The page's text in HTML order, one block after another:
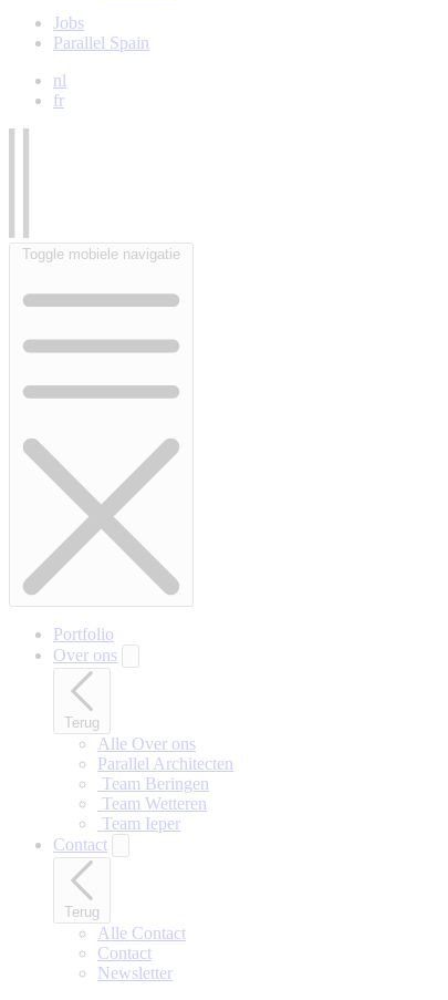
Jobs
Parallel Spain
nl
fr
Toggle mobiele navigatie
Portfolio
Over ons
Terug
Alle Over ons
Parallel Architecten
‎ Team Beringen
‎ Team Wetteren
‎ Team Ieper
Contact
Terug
Alle Contact
Contact
Newsletter